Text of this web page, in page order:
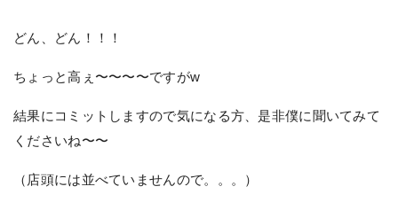
どん、どん！！！
ちょっと高ぇ〜〜〜〜ですがw
結果にコミットしますので気になる方、是非僕に聞いてみて
くださいね〜〜
（店頭には並べていませんので。。。）